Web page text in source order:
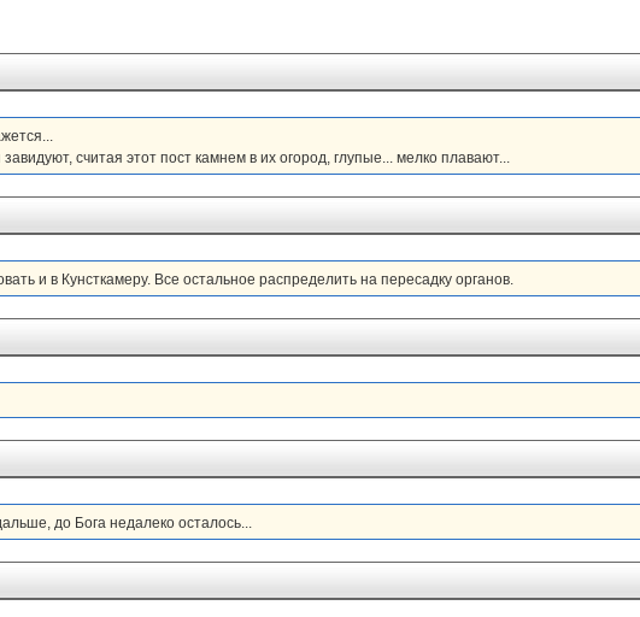
считая этот пост камнем в их огород, глупые... мелко плавают...
и в Кунсткамеру. Все остальное распределить на пересадку органов.
до Бога недалеко осталось...